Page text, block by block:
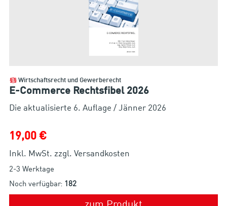
Wirtschaftsrecht und Gewerberecht
E-Commerce Rechtsfibel 2026
Die aktualisierte 6. Auflage / Jänner 2026
19,00 €
Inkl. MwSt. zzgl. Versandkosten
2-3 Werktage
Noch verfügbar: 182